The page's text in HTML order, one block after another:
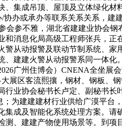
集成吊顶、屋顶及立体绿化
办或承办等联系关系关系，建
会参不雅，湖北省建建业协会
消息化局高级工程师张兵，
从动报警及联动节制系统、
建建火警从动报警系同一体
广州住博会）CNENA全坐
展区客流熙攘，钢材、钢板
业协会秘书长卢定、副秘书
为建建建材行业供给广漠平台
成及智能化系统处理方案。
、建建产物使用场景等。到